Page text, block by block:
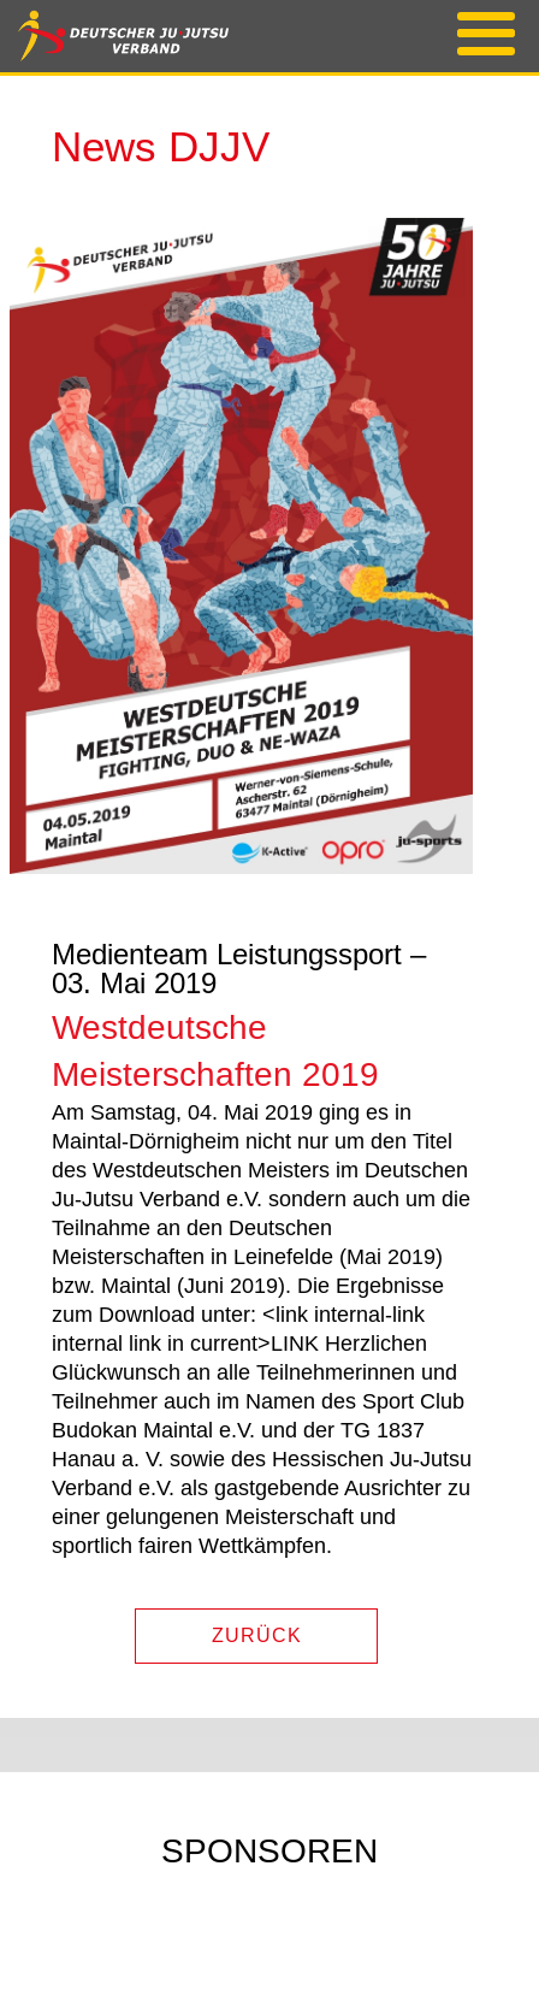
News DJJV
Medienteam Leistungssport –
03. Mai 2019
Westdeutsche
Meisterschaften 2019
Am Samstag, 04. Mai 2019 ging es in
Maintal-Dörnigheim nicht nur um den Titel
des Westdeutschen Meisters im Deutschen
Ju-Jutsu Verband e.V. sondern auch um die
Teilnahme an den Deutschen
Meisterschaften in Leinefelde (Mai 2019)
bzw. Maintal (Juni 2019). Die Ergebnisse
zum Download unter: <link internal-link
internal link in current>LINK Herzlichen
Glückwunsch an alle Teilnehmerinnen und
Teilnehmer auch im Namen des Sport Club
Budokan Maintal e.V. und der TG 1837
Hanau a. V. sowie des Hessischen Ju-Jutsu
Verband e.V. als gastgebende Ausrichter zu
einer gelungenen Meisterschaft und
sportlich fairen Wettkämpfen.
ZURÜCK
SPONSOREN